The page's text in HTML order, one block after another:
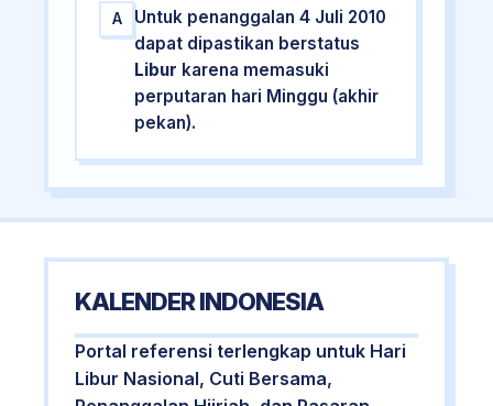
A
Untuk penanggalan 4 Juli 2010
dapat dipastikan berstatus
Libur karena memasuki
perputaran hari Minggu (akhir
pekan).
KALENDER INDONESIA
Portal referensi terlengkap untuk Hari
Libur Nasional, Cuti Bersama,